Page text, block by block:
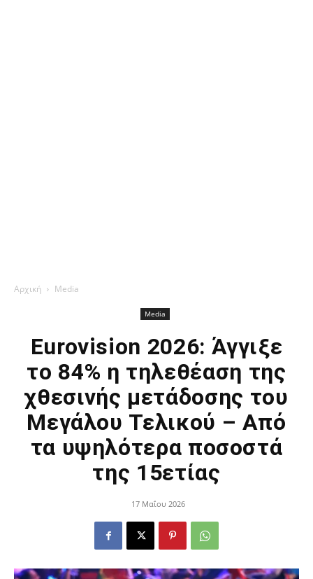
Αρχική Media
Media
Eurovision 2026: Άγγιξε
το 84% η τηλεθέαση της
χθεσινής μετάδοσης του
Μεγάλου Τελικού – Από
τα υψηλότερα ποσοστά
της 15ετίας
17 Μαΐου 2026